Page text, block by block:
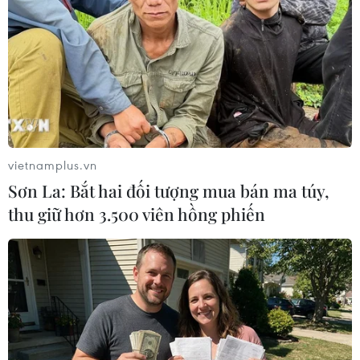
16/04/2019 00:52
Nguyên nhân vụ hỏa hoạn chưa được làm rõ, tuy nhiên,
theo lực lượng cứu hỏa, nhiều khả năng liên quan đến
công tác sửa chữa được tiến hành bên trong khu vực
này.
vietnamplus.vn
Sơn La: Bắt hai đối tượng mua bán ma túy,
thu giữ hơn 3.500 viên hồng phiến